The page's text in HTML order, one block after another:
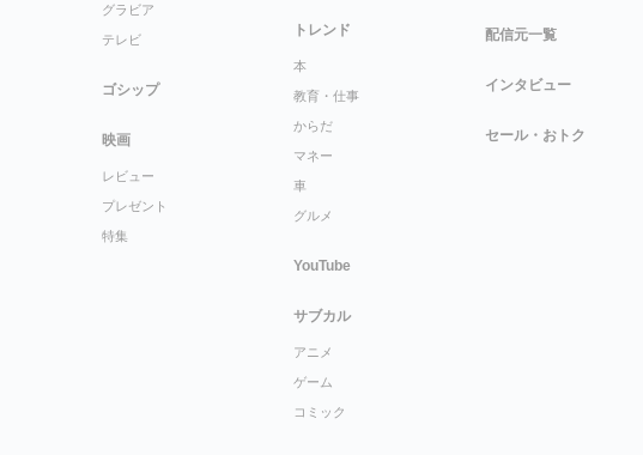
グラビア
テレビ
ゴシップ
映画
レビュー
プレゼント
特集
トレンド
本
教育・仕事
からだ
マネー
車
グルメ
YouTube
サブカル
アニメ
ゲーム
コミック
配信元一覧
インタビュー
セール・おトク